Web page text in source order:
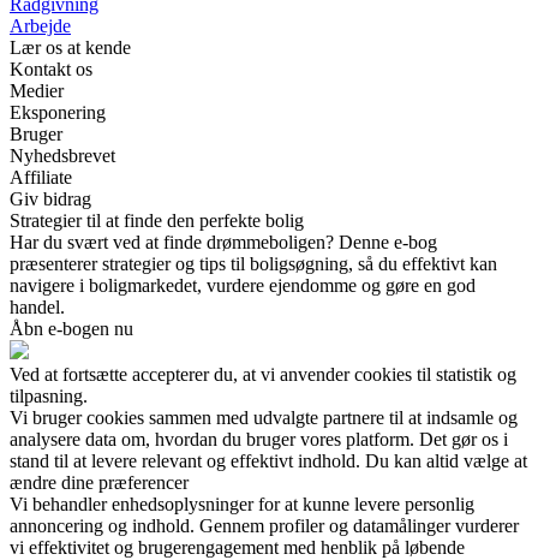
Rådgivning
Arbejde
Lær os at kende
Kontakt os
Medier
Eksponering
Bruger
Nyhedsbrevet
Affiliate
Giv bidrag
Strategier til at finde den perfekte bolig
Har du svært ved at finde drømmeboligen? Denne e-bog
præsenterer strategier og tips til boligsøgning, så du effektivt kan
navigere i boligmarkedet, vurdere ejendomme og gøre en god
handel.
Åbn e-bogen nu
Ved at fortsætte accepterer du, at vi anvender cookies til statistik og
tilpasning.
Vi bruger cookies sammen med udvalgte partnere til at indsamle og
analysere data om, hvordan du bruger vores platform. Det gør os i
stand til at levere relevant og effektivt indhold. Du kan altid vælge at
ændre dine præferencer
Vi behandler enhedsoplysninger for at kunne levere personlig
annoncering og indhold. Gennem profiler og datamålinger vurderer
vi effektivitet og brugerengagement med henblik på løbende